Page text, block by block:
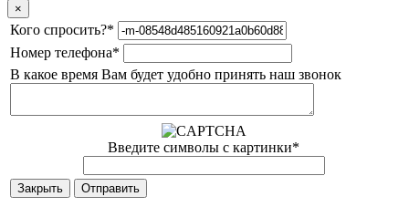
×
Кого спросить?*
Номер телефона*
В какое время Вам будет удобно принять наш звонок
Введите символы с картинки*
Закрыть